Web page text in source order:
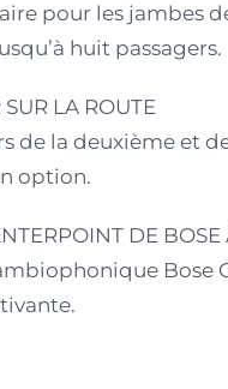
pour les jambes
huit passagers.
SUR LA ROUTE
de la deuxième et
option.
DE